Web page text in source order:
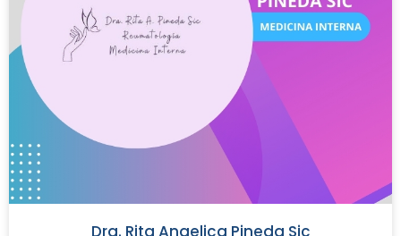
Dra. Rita Angelica Pineda Sic